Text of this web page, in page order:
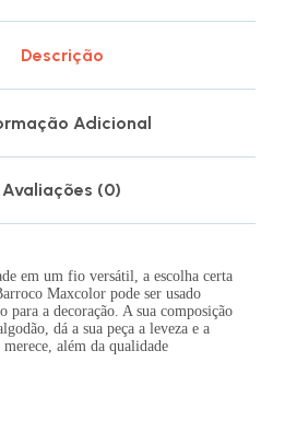
Descrição
Adicional
Avaliações (0)
em um fio versátil, a escolha certa
Maxcolor pode ser usado
para a decoração. A sua composição
dá a sua peça a leveza e a
além da qualidade